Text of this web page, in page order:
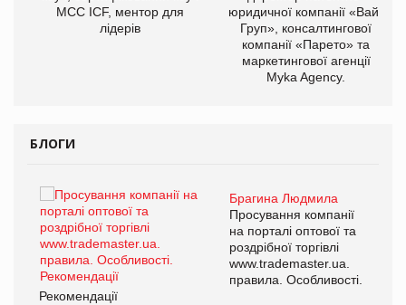
МСС ICF, ментор для
лідерів
юридичної компанії «Вайз
Груп», консалтингової
компанії «Парето» та
маркетингової агенції
Myka Agency.
БЛОГИ
Брагина Людмила
Просування компанії
на порталі оптової та
роздрібної торгівлі
www.trademaster.ua.
правила. Особливості.
Рекомендації